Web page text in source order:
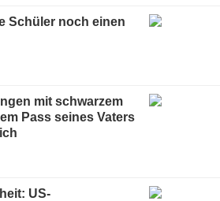
Schüler noch einen
mit schwarzem
Pass seines Vaters
US-